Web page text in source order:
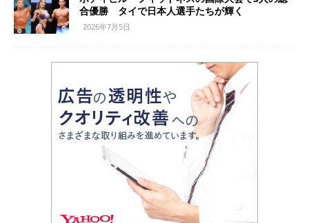
合優勝 タイで日本人選手たちが輝く
2026年7月5日